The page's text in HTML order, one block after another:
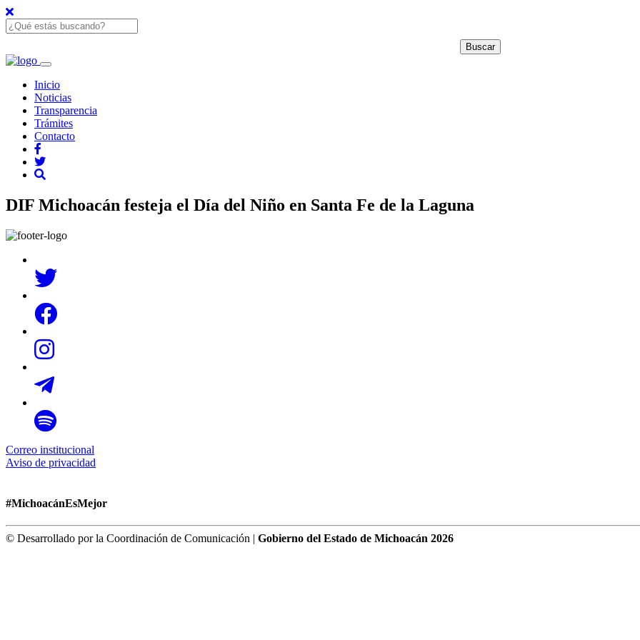
Inicio
Noticias
Transparencia
Trámites
Contacto
DIF Michoacán festeja el Día del Niño en Santa Fe de la Laguna
Correo institucional
Aviso de privacidad
#MichoacánEsMejor
© Desarrollado por la Coordinación de Comunicación | Gobierno del Estado de Michoacán 2026